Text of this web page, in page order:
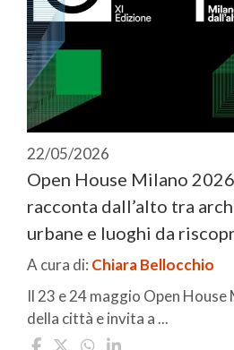
22/05/2026
Open House Milano
racconta dall’alto tra
urbane e luoghi da
A cura di: Chiara Bellocchio
Il 23 e 24 maggio Open
della città e invita a ...